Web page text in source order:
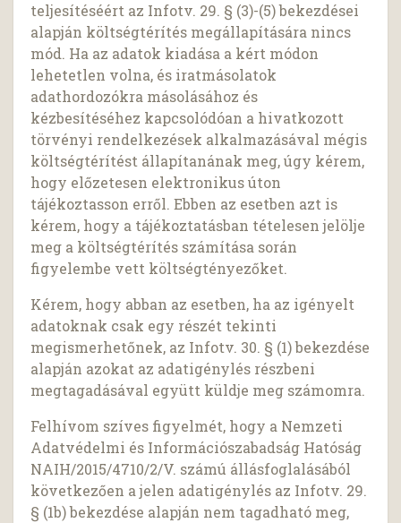
teljesítéséért az Infotv. 29. § (3)-(5) bekezdései
alapján költségtérítés megállapítására nincs
mód. Ha az adatok kiadása a kért módon
lehetetlen volna, és iratmásolatok
adathordozókra másolásához és
kézbesítéséhez kapcsolódóan a hivatkozott
törvényi rendelkezések alkalmazásával mégis
költségtérítést állapítanának meg, úgy kérem,
hogy előzetesen elektronikus úton
tájékoztasson erről. Ebben az esetben azt is
kérem, hogy a tájékoztatásban tételesen jelölje
meg a költségtérítés számítása során
figyelembe vett költségtényezőket.
Kérem, hogy abban az esetben, ha az igényelt
adatoknak csak egy részét tekinti
megismerhetőnek, az Infotv. 30. § (1) bekezdése
alapján azokat az adatigénylés részbeni
megtagadásával együtt küldje meg számomra.
Felhívom szíves figyelmét, hogy a Nemzeti
Adatvédelmi és Információszabadság Hatóság
NAIH/2015/4710/2/V. számú állásfoglalásából
következően a jelen adatigénylés az Infotv. 29.
§ (1b) bekezdése alapján nem tagadható meg,